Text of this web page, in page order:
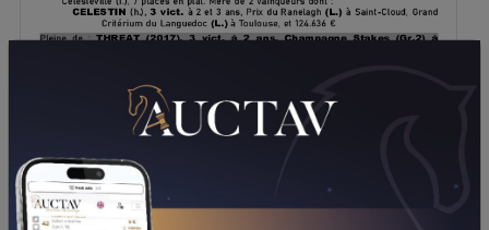
TÉLÉCHARGER LE PDF